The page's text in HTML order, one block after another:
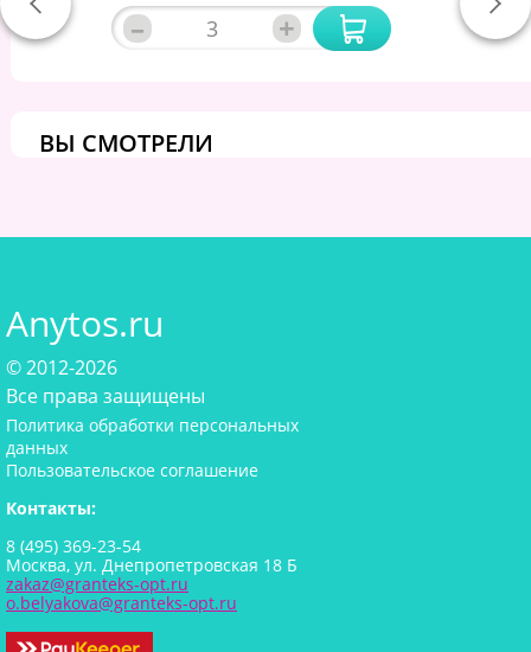
– +
ВЫ СМОТРЕЛИ
Anytos.ru
© 2012-2026
Все права защищены
Политика обработки персональных
данных
Пользовательское соглашение
Контакты:
8 (495) 369-23-54
Москва, ул. Днепропетровская 18 Б
zakaz@granteks-opt.ru
o.belyakova@granteks-opt.ru